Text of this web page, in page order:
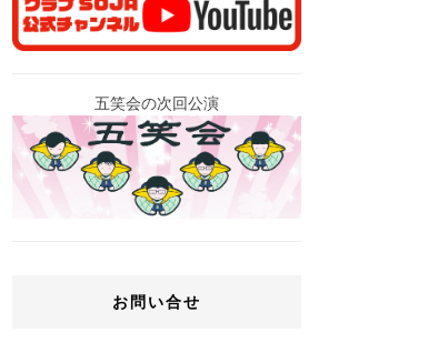
五笑会の次回公演
お問い合せ